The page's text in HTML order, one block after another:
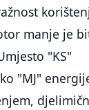
manje je
"KS"
"MJ"